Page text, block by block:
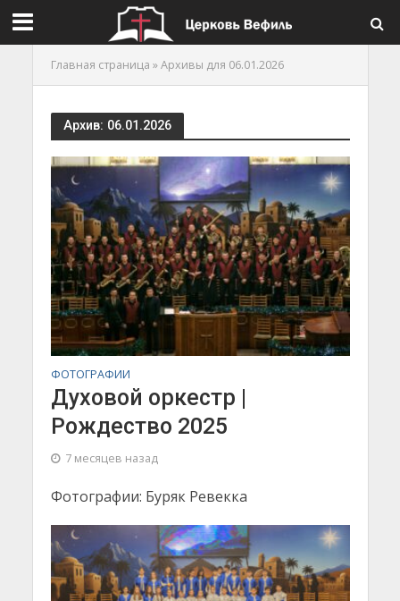
Главная страница »Архивы для 06.01.2026
Архив: 06.01.2026
ФОТОГРАФИИ
Духовой оркестр |
Рождество 2025
7 месяцев назад
Фотографии: Буряк Ревекка